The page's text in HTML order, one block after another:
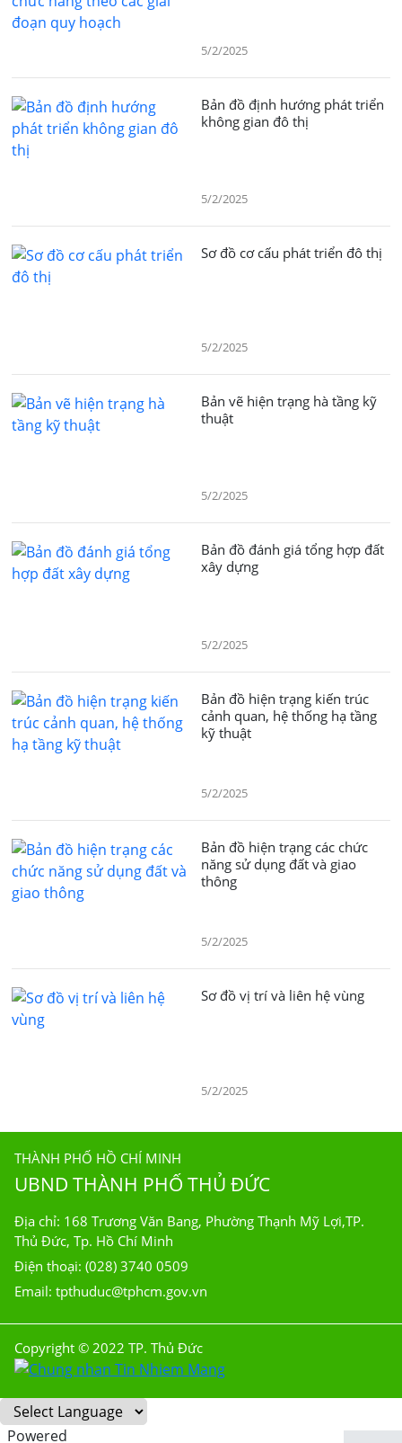
5/2/2025
Bản đồ định hướng phát triển
không gian đô thị
5/2/2025
Sơ đồ cơ cấu phát triển đô thị
5/2/2025
Bản vẽ hiện trạng hà tầng kỹ
thuật
5/2/2025
Bản đồ đánh giá tổng hợp đất
xây dựng
5/2/2025
Bản đồ hiện trạng kiến trúc
cảnh quan, hệ thống hạ tầng
kỹ thuật
5/2/2025
Bản đồ hiện trạng các chức
năng sử dụng đất và giao
thông
5/2/2025
Sơ đồ vị trí và liên hệ vùng
5/2/2025
THÀNH PHỐ HỒ CHÍ MINH
UBND THÀNH PHỐ THỦ ĐỨC
Địa chỉ: 168 Trương Văn Bang, Phường Thạnh Mỹ Lợi,TP.
Thủ Đức, Tp. Hồ Chí Minh
Điện thoại: (028) 3740 0509
Email: tpthuduc@tphcm.gov.vn
Copyright © 2022 TP. Thủ Đức
Powered